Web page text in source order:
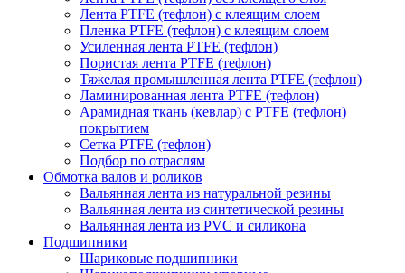
Лента PTFE (тефлон) с клеящим слоем
Пленка PTFE (тефлон) с клеящим слоем
Усиленная лента PTFE (тефлон)
Пористая лента PTFE (тефлон)
Тяжелая промышленная лента PTFE (тефлон)
Ламинированная лента PTFE (тефлон)
Арамидная ткань (кевлар) с PTFE (тефлон)
покрытием
Сетка PTFE (тефлон)
Подбор по отраслям
Обмотка валов и роликов
Вальянная лента из натуральной резины
Вальянная лента из синтетической резины
Вальянная лента из PVC и силикона
Подшипники
Шариковые подшипники